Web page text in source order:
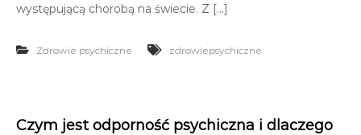
występującą chorobą na świecie. Z […]
Zdrowie psychiczne zdrowiepsychiczne
Czym jest odporność psychiczna i dlaczego